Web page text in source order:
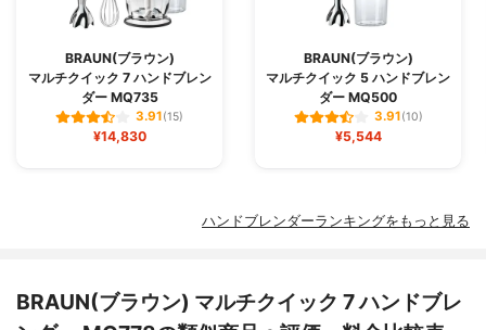
BRAUN(ブラウン)
マルチクイック 7 ハンドブレン
ダー MQ735
3.91(15)
¥14,830
BRAUN(ブラウン)
マルチクイック 5 ハンドブレン
ダー MQ500
3.91(10)
¥5,544
ハンドブレンダーランキングをもっと見る
BRAUN(ブラウン) マルチクイック 7 ハンドブレ